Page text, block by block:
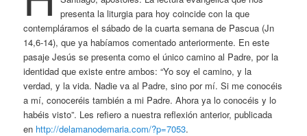
presenta la liturgia para hoy coincide con la que
contempláramos el sábado de la cuarta semana de Pascua (Jn
14,6-14), que ya habíamos comentado anteriormente. En este
pasaje Jesús se presenta como el único camino al Padre, por la
identidad que existe entre ambos: “Yo soy el camino, y la
verdad, y la vida. Nadie va al Padre, sino por mí. Si me conocéis
a mí, conoceréis también a mi Padre. Ahora ya lo conocéis y lo
habéis visto”. Les refiero a nuestra reflexión anterior, publicada
en http://delamanodemaria.com/?p=7053.